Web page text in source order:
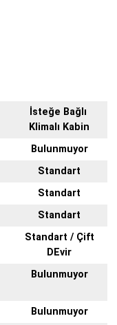
İsteğe Bağlı
Klimalı Kabin
Bulunmuyor
Standart
Standart
Standart
Standart / Çift
DEvir
Bulunmuyor
Bulunmuyor